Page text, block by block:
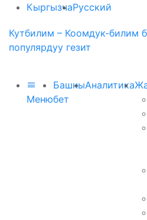
КыргызчаРусский
Кутбилим – Коомдук-билим
популярдуу гезит
Меню
Башкы
бет
Аналитика